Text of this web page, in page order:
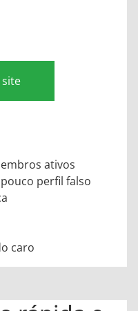
ativos
perfil falso
caro
site